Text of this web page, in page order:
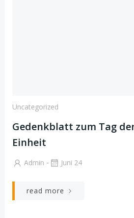
Uncategorized
Gedenkblatt zum Tag
Einheit
Admin - Juni 24
read more